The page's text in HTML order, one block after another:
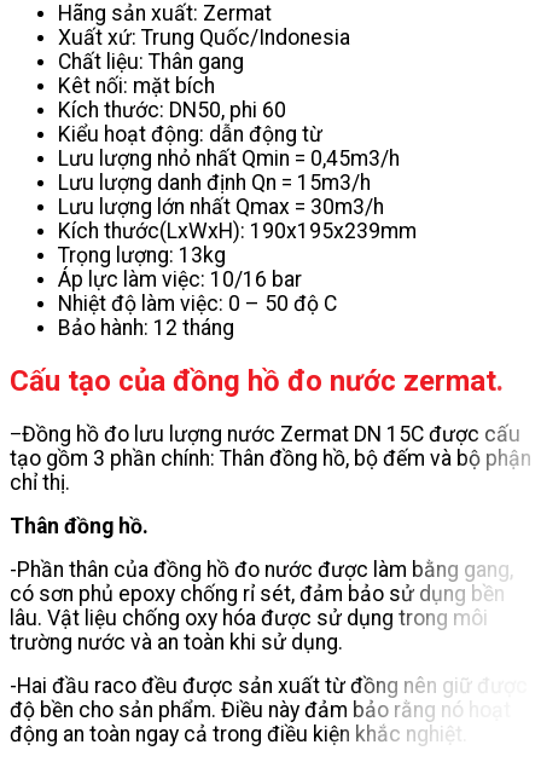
Hãng sản xuất: Zermat
Xuất xứ: Trung Quốc/Indonesia
Chất liệu: Thân gang
Kêt nối: mặt bích
Kích thước: DN50, phi 60
Kiểu hoạt động: dẫn động từ
Lưu lượng nhỏ nhất Qmin = 0,45m3/h
Lưu lượng danh định Qn = 15m3/h
Lưu lượng lớn nhất Qmax = 30m3/h
Kích thước(LxWxH): 190x195x239mm
Trọng lượng: 13kg
Áp lực làm việc: 10/16 bar
Nhiệt độ làm việc: 0 – 50 độ C
Bảo hành: 12 tháng
Cấu tạo của đồng hồ đo nước zermat.
–Đồng hồ đo lưu lượng nước Zermat DN 15C được cấu
tạo gồm 3 phần chính: Thân đồng hồ, bộ đếm và bộ phận
chỉ thị.
Thân đồng hồ.
-Phần thân của đồng hồ đo nước được làm bằng gang,
có sơn phủ epoxy chống rỉ sét, đảm bảo sử dụng bền
lâu. Vật liệu chống oxy hóa được sử dụng trong môi
trường nước và an toàn khi sử dụng.
-Hai đầu raco đều được sản xuất từ ​​đồng nên giữ được
độ bền cho sản phẩm. Điều này đảm bảo rằng nó hoạt
động an toàn ngay cả trong điều kiện khắc nghiệt.